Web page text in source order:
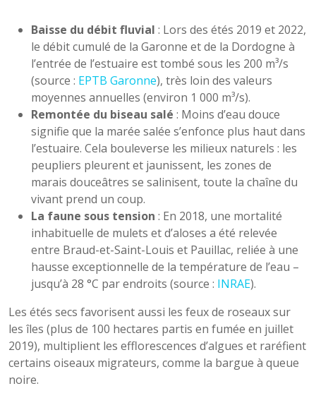
Baisse du débit fluvial : Lors des étés 2019 et 2022,
le débit cumulé de la Garonne et de la Dordogne à
l’entrée de l’estuaire est tombé sous les 200 m³/s
(source : EPTB Garonne), très loin des valeurs
moyennes annuelles (environ 1 000 m³/s).
Remontée du biseau salé : Moins d’eau douce
signifie que la marée salée s’enfonce plus haut dans
l’estuaire. Cela bouleverse les milieux naturels : les
peupliers pleurent et jaunissent, les zones de
marais douceâtres se salinisent, toute la chaîne du
vivant prend un coup.
La faune sous tension : En 2018, une mortalité
inhabituelle de mulets et d’aloses a été relevée
entre Braud-et-Saint-Louis et Pauillac, reliée à une
hausse exceptionnelle de la température de l’eau –
jusqu’à 28 °C par endroits (source : INRAE).
Les étés secs favorisent aussi les feux de roseaux sur
les îles (plus de 100 hectares partis en fumée en juillet
2019), multiplient les efflorescences d’algues et raréfient
certains oiseaux migrateurs, comme la bargue à queue
noire.